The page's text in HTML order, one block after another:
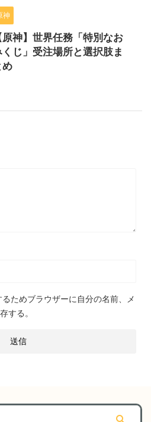
神
原神】世界任務「特別なお
くじ」受注場所と選択肢ま
め
ためブラウザーに自分の名前、メ
する。